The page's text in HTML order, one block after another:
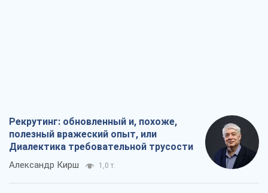
Рекрутинг: обновленный и, похоже,
полезный вражеский опыт, или
Диалектика требовательной трусости
Александр Кирш 1,0 т.